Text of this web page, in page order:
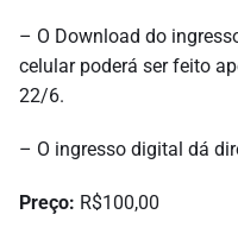
– O Download do
celular poderá ser feito
22/6.
– O ingresso digital dá
Preço: R$100,00